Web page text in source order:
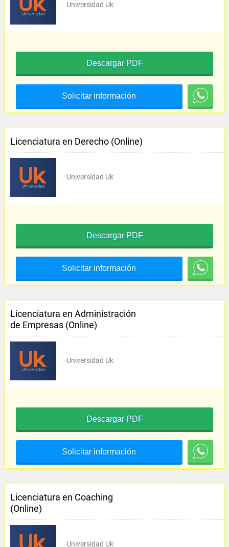
Universidad Uk
Descargar PDF
Solicitar información
Licenciatura en Derecho (Online)
Universidad Uk
Descargar PDF
Solicitar información
Licenciatura en Administración
de Empresas (Online)
Universidad Uk
Descargar PDF
Solicitar información
Licenciatura en Coaching
(Online)
Universidad Uk